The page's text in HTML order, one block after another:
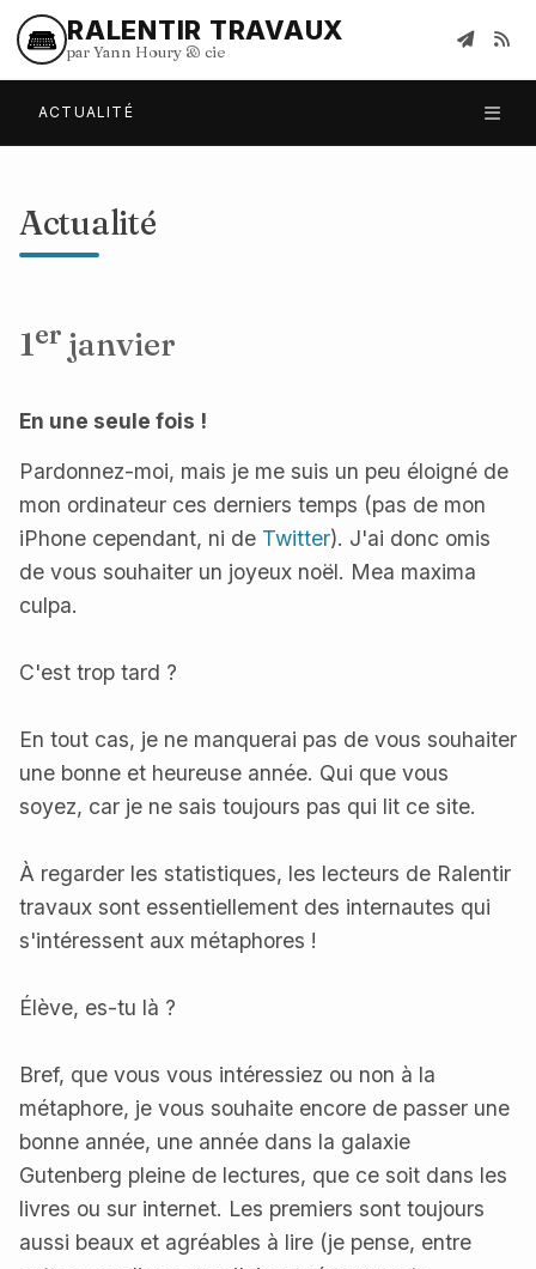
RALENTIR TRAVAUX
par Yann Houry & cie
ACTUALITÉ
Actualité
1er janvier
En une seule fois !
Pardonnez-moi, mais je me suis un peu éloigné de
mon ordinateur ces derniers temps (pas de mon
iPhone cependant, ni de Twitter). J'ai donc omis
de vous souhaiter un joyeux noël. Mea maxima
culpa.
C'est trop tard ?
En tout cas, je ne manquerai pas de vous souhaiter
une bonne et heureuse année. Qui que vous
soyez, car je ne sais toujours pas qui lit ce site.
À regarder les statistiques, les lecteurs de Ralentir
travaux sont essentiellement des internautes qui
s'intéressent aux métaphores !
Élève, es-tu là ?
Bref, que vous vous intéressiez ou non à la
métaphore, je vous souhaite encore de passer une
bonne année, une année dans la galaxie
Gutenberg pleine de lectures, que ce soit dans les
livres ou sur internet. Les premiers sont toujours
aussi beaux et agréables à lire (je pense, entre